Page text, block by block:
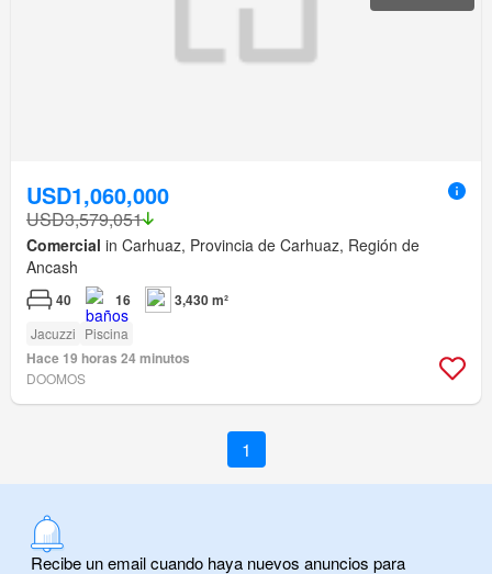
USD1,060,000
USD3,579,051
Comercial in Carhuaz, Provincia de Carhuaz, Región de
Ancash
40 16 3,430 m²
Jacuzzi Piscina
Hace 19 horas 24 minutos
DOOMOS
1
Recibe un email cuando haya nuevos anuncios para